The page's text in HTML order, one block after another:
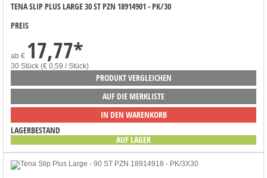
TENA SLIP PLUS LARGE 30 ST PZN 18914901 - PK/30
PREIS
ab € 17,77*
30 Stück (€ 0,59 / Stück)
PRODUKT VERGLEICHEN
AUF DIE MERKLISTE
IN DEN WARENKORB
LAGERBESTAND
AUF LAGER